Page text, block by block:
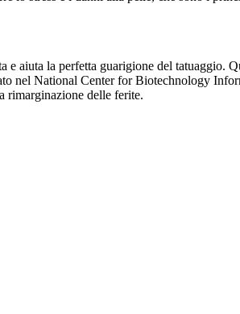
aiuta la perfetta guarigione del tatuaggio.
nel National Center for Biotechnology
rimarginazione delle ferite.